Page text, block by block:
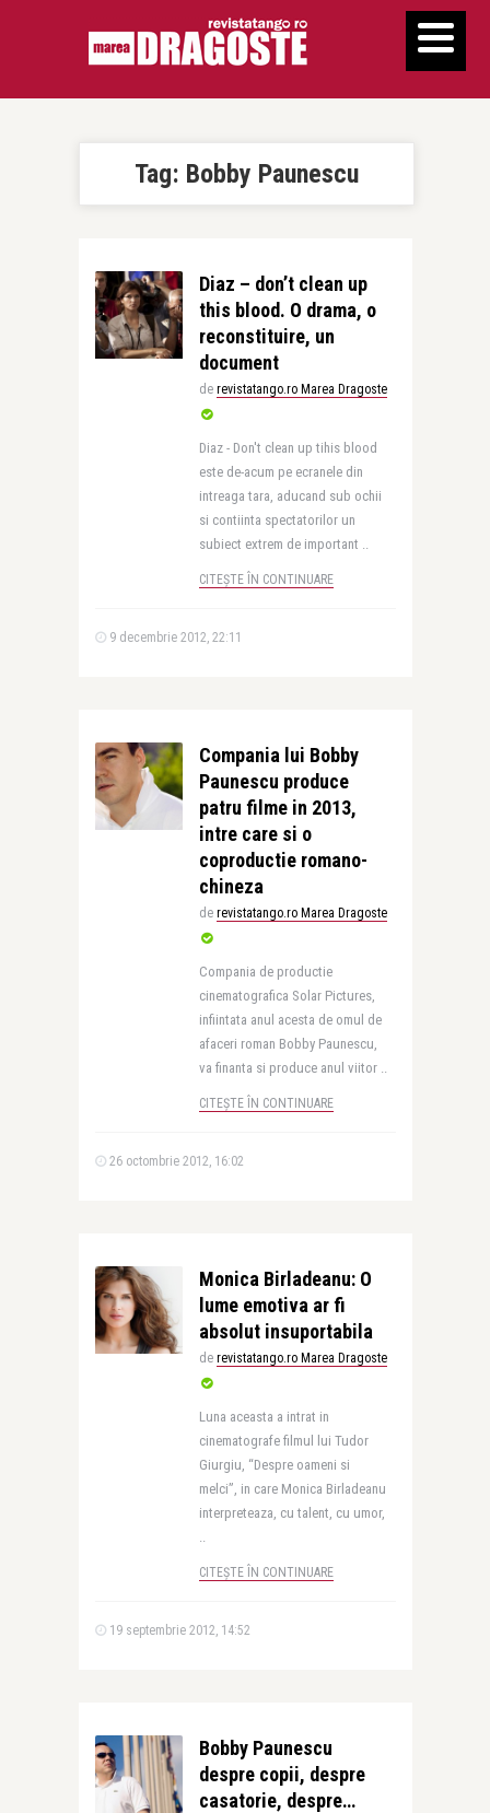
Tag: Bobby Paunescu
Diaz – don’t clean up
this blood. O drama, o
reconstituire, un
document
de revistatango.ro Marea Dragoste
Diaz - Don't clean up tihis blood
este de-acum pe ecranele din
intreaga tara, aducand sub ochii
si contiinta spectatorilor un
subiect extrem de important ..
CITEȘTE ÎN CONTINUARE
9 decembrie 2012, 22:11
Compania lui Bobby
Paunescu produce
patru filme in 2013,
intre care si o
coproductie romano-
chineza
de revistatango.ro Marea Dragoste
Compania de productie
cinematografica Solar Pictures,
infiintata anul acesta de omul de
afaceri roman Bobby Paunescu,
va finanta si produce anul viitor ..
CITEȘTE ÎN CONTINUARE
26 octombrie 2012, 16:02
Monica Birladeanu: O
lume emotiva ar fi
absolut insuportabila
de revistatango.ro Marea Dragoste
Luna aceasta a intrat in
cinematografe filmul lui Tudor
Giurgiu, “Despre oameni si
melci”, in care Monica Birladeanu
interpreteaza, cu talent, cu umor,
..
CITEȘTE ÎN CONTINUARE
19 septembrie 2012, 14:52
Bobby Paunescu
despre copii, despre
casatorie, despre…